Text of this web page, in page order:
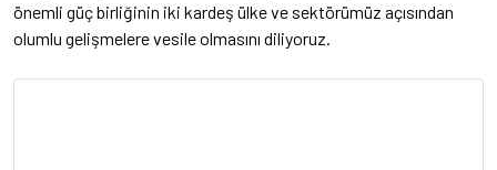
önemli güç birliğinin iki kardeş ülke ve sektörümüz açısından
olumlu gelişmelere vesile olmasını diliyoruz.